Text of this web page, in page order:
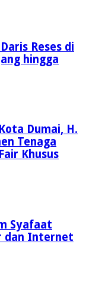
Reses di
hingga
Dumai, H.
Tenaga
Khusus
Syafaat
dan Internet